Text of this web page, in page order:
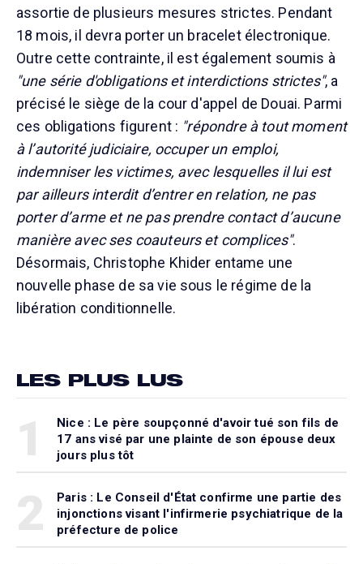
assortie de plusieurs mesures strictes. Pendant
18 mois, il devra porter un bracelet électronique.
Outre cette contrainte, il est également soumis à
"une série d'obligations et interdictions strictes", a
précisé le siège de la cour d'appel de Douai. Parmi
ces obligations figurent : "répondre à tout moment
à l’autorité judiciaire, occuper un emploi,
indemniser les victimes, avec lesquelles il lui est
par ailleurs interdit d’entrer en relation, ne pas
porter d’arme et ne pas prendre contact d’aucune
manière avec ses coauteurs et complices".
Désormais, Christophe Khider entame une
nouvelle phase de sa vie sous le régime de la
libération conditionnelle.
LES PLUS LUS
Nice : Le père soupçonné d'avoir tué son fils de
17 ans visé par une plainte de son épouse deux
jours plus tôt
Paris : Le Conseil d'État confirme une partie des
injonctions visant l'infirmerie psychiatrique de la
préfecture de police